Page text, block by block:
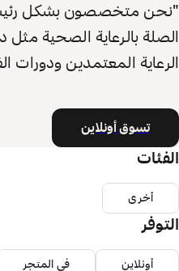
"نحن متخصصون بشكل
الصلة بالرعاية الصحية
الرعاية المعتمدين ودورات
تسوق أونلاين
الفئات
أخرى
التوفر
أونلاين في المتجر